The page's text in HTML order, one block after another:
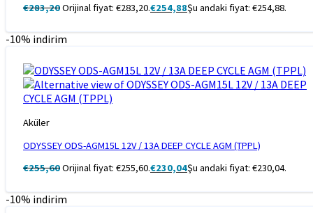
€283,20Orijinal fiyat: €283,20.€254,88Şu andaki fiyat: €254,88.
-10% indirim
Aküler
ODYSSEY ODS-AGM15L 12V / 13A DEEP CYCLE AGM (TPPL)
€255,60Orijinal fiyat: €255,60.€230,04Şu andaki fiyat: €230,04.
-10% indirim